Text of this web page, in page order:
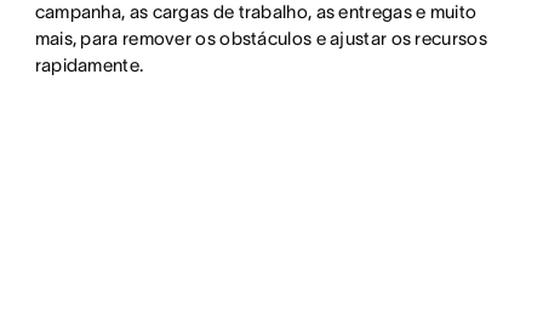
campanha, as cargas de trabalho, as entregas e muito
mais, para remover os obstáculos e ajustar os recursos
rapidamente.